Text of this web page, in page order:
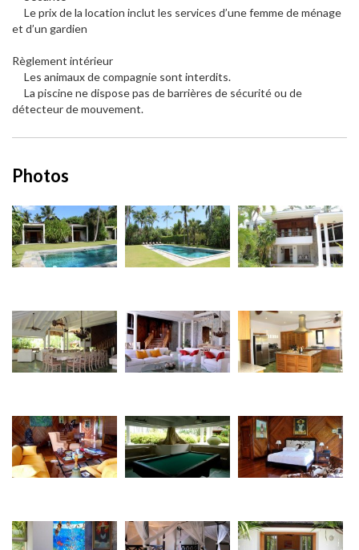
Le prix de la location inclut les services d’une femme de ménage
et d’un gardien
Règlement intérieur
Les animaux de compagnie sont interdits.
La piscine ne dispose pas de barrières de sécurité ou de
détecteur de mouvement.
Photos